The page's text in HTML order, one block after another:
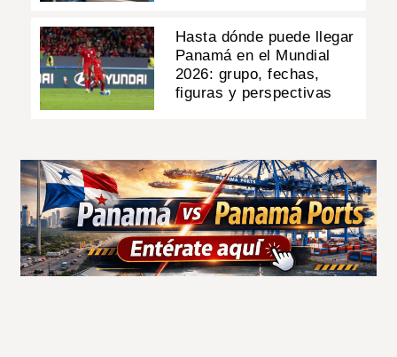
Hasta dónde puede llegar
Panamá en el Mundial
2026: grupo, fechas,
figuras y perspectivas